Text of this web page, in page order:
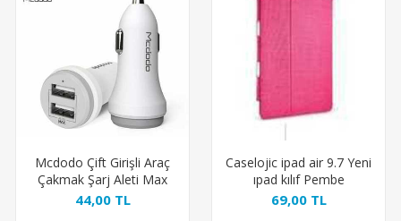
Mcdodo Çift Girişli Araç
Çakmak Şarj Aleti Max
2.4A Beyaz
44,00 TL
Caselojic ipad air 9.7 Yeni
ıpad kılıf Pembe
69,00 TL